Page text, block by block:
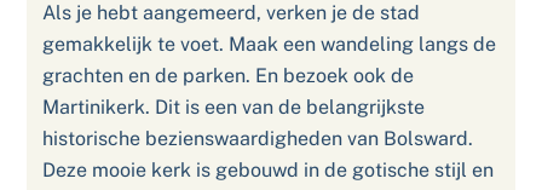
Als je hebt aangemeerd, verken je de stad
gemakkelijk te voet. Maak een wandeling langs de
grachten en de parken. En bezoek ook de
Martinikerk. Dit is een van de belangrijkste
historische bezienswaardigheden van Bolsward.
Deze mooie kerk is gebouwd in de gotische stijl en